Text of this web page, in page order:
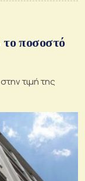
ποσοστό
τιμή της